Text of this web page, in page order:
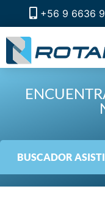
+56 9 6636
BUSCADOR